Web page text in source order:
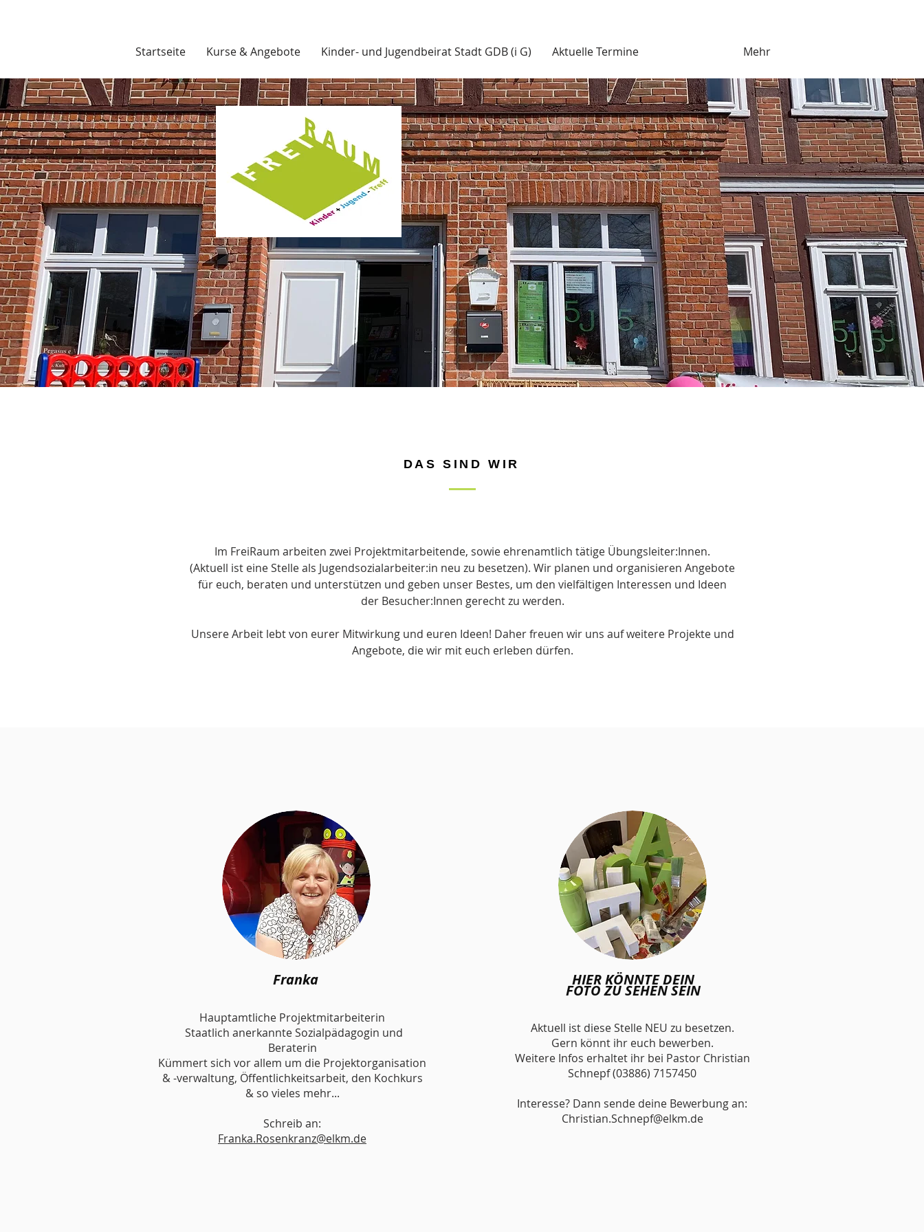
Startseite Kurse & Angebote Kinder- und Jugendbeirat Stadt GDB (i G) Aktuelle Termine Mehr
DAS SIND WIR
Im FreiRaum arbeiten zwei Projektmitarbeitende, sowie ehrenamtlich tätige Übungsleiter:Innen.
(Aktuell ist eine Stelle als Jugendsozialarbeiter:in neu zu besetzen). Wir planen und organisieren Angebote
für euch, beraten und unterstützen und geben unser Bestes, um den vielfältigen Interessen und Ideen
der Besucher:Innen gerecht zu werden.
Unsere Arbeit lebt von eurer Mitwirkung und euren Ideen! Daher freuen wir uns auf weitere Projekte und
Angebote, die wir mit euch erleben dürfen.
Franka
Hauptamtliche Projektmitarbeiterin
Staatlich anerkannte Sozialpädagogin und
Beraterin
Kümmert sich vor allem um die Projektorganisation
& -verwaltung, Öffentlichkeitsarbeit, den Kochkurs
& so vieles mehr...
Schreib an:
Franka.Rosenkranz@elkm.de
HIER KÖNNTE DEIN
FOTO ZU SEHEN SEIN
Aktuell ist diese Stelle NEU zu besetzen.
Gern könnt ihr euch bewerben.
Weitere Infos erhaltet ihr bei Pastor Christian
Schnepf (03886) 7157450
Interesse? Dann sende deine Bewerbung an:
Christian.Schnepf@elkm.de